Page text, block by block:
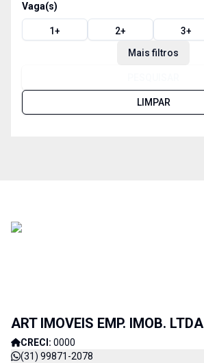
Vaga(s)
1+ 2+ 3+
Mais filtros
LIMPAR
ART IMOVEIS EMP. IMOB. LTDA
CRECI: 0000
(31) 99871-2078